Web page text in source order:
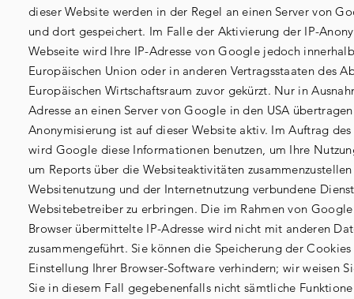
dieser Website werden in der Regel an einen Server von
und dort gespeichert. Im Falle der Aktivierung der IP-
Webseite wird Ihre IP-Adresse von Google jedoch
Europäischen Union oder in anderen Vertragsstaaten des
Europäischen Wirtschaftsraum zuvor gekürzt. Nur in
Adresse an einen Server von Google in den USA
Anonymisierung ist auf dieser Website aktiv. Im Auftrag
wird Google diese Informationen benutzen, um Ihre
um Reports über die Websiteaktivitäten
Websitenutzung und der Internetnutzung verbundene
Websitebetreiber zu erbringen. Die im Rahmen von
Browser übermittelte IP-Adresse wird nicht mit anderen
zusammengeführt. Sie können die Speicherung der
Einstellung Ihrer Browser-Software verhindern; wir weisen
Sie in diesem Fall gegebenenfalls nicht sämtliche